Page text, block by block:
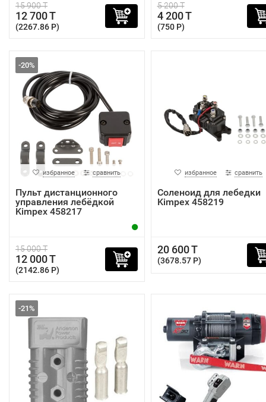
15 900 T
12 700 T
(2267.86 P)
5 200 T
4 200 T
(750 P)
-20%
избранное сравнить
Пульт дистанционного
управления лебёдкой
Kimpex 458217
15 000 T
12 000 T
(2142.86 P)
избранное сравнить
Соленоид для лебедки
Kimpex 458219
20 600 T
(3678.57 P)
-21%